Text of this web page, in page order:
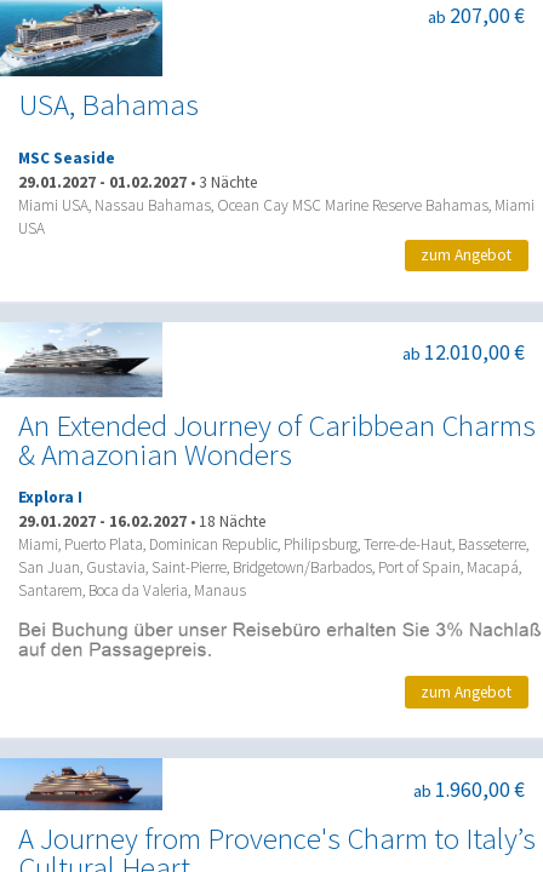
USA, Bahamas
ab 207,00 €
MSC Seaside
29.01.2027 - 01.02.2027 • 3 Nächte
Miami USA, Nassau Bahamas, Ocean Cay MSC Marine Reserve Bahamas, Miami
USA
zum Angebot
An Extended Journey of Caribbean Charms
& Amazonian Wonders
ab 12.010,00 €
Explora I
29.01.2027 - 16.02.2027 • 18 Nächte
Miami, Puerto Plata, Dominican Republic, Philipsburg, Terre-de-Haut, Basseterre,
San Juan, Gustavia, Saint-Pierre, Bridgetown/Barbados, Port of Spain, Macapá,
Santarem, Boca da Valeria, Manaus
zum Angebot
A Journey from Provence's Charm to Italy’s
ab 1.960,00 €